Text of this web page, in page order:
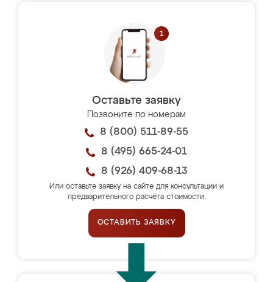
Оставьте заявку
Позвоните по номерам
8 (800) 511-89-55
8 (495) 665-24-01
8 (926) 409-68-13
Или оставьте заявку на сайте для консультации и
предварительного расчёта стоимости.
ОСТАВИТЬ ЗАЯВКУ